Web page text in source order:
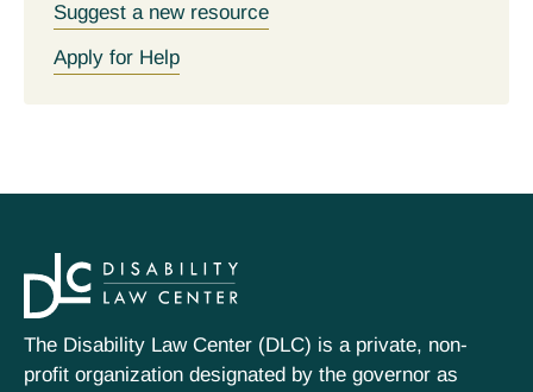
Suggest a new resource
Apply for Help
The Disability Law Center (DLC) is a private, non-
profit organization designated by the governor as